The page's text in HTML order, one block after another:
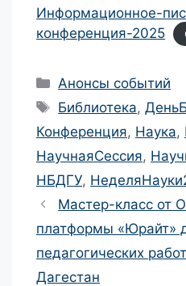
Информационное-
конференция-2025
Рубрики
Анонсы событий
Метки
Библиотека,
Конференция, Наука,
НаучнаяСессия,
НБДГУ,
Навигация
записи
Мастер-класс от
платформы «Юрайт»
педагогических
Дагестан